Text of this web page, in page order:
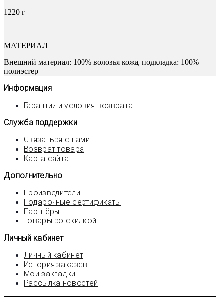
1220 г
МАТЕРИАЛ
Внешний материал: 100% воловья кожа, подкладка: 100%
полиэстер
Информация
Гарантии и условия возврата
Служба поддержки
Связаться с нами
Возврат товара
Карта сайта
Дополнительно
Производители
Подарочные сертификаты
Партнёры
Товары со скидкой
Личный кабинет
Личный кабинет
История заказов
Мои закладки
Рассылка новостей